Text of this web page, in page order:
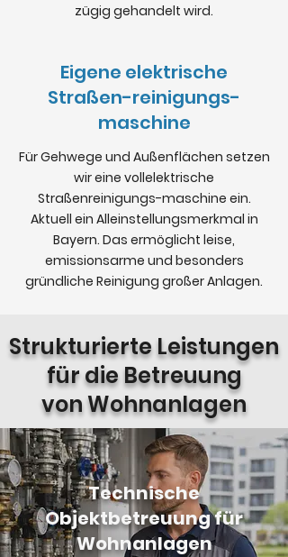
zügig gehandelt wird.
Eigene elektrische
Straßen-reinigungs-
maschine
Für Gehwege und Außenflächen setzen
wir eine vollelektrische
Straßenreinigungs-maschine ein.
Aktuell ein Alleinstellungsmerkmal in
Bayern. Das ermöglicht leise,
emissionsarme und besonders
gründliche Reinigung großer Anlagen.
Strukturierte Leistungen
für die Betreuung
von Wohnanlagen
Technische
Objektbetreuung für
Wohnanlagen